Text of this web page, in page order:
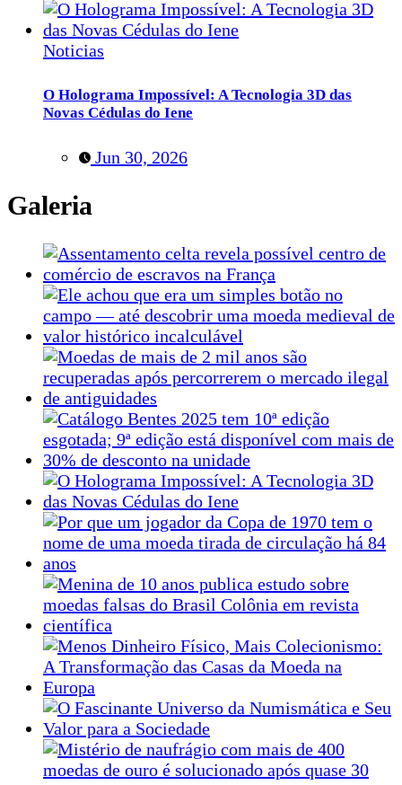
Noticias
O Holograma Impossível: A Tecnologia 3D das
Novas Cédulas do Iene
Jun 30, 2026
Galeria